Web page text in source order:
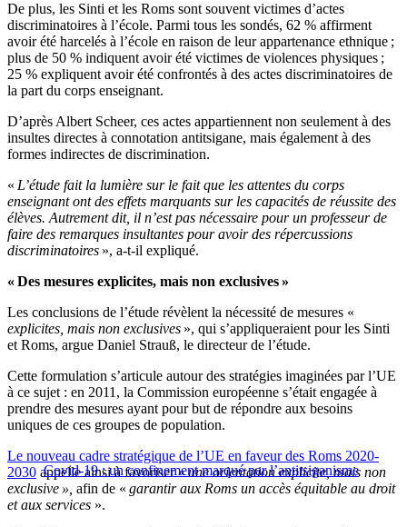
De plus, les Sinti et les Roms sont souvent victimes d’actes
discriminatoires à l’école. Parmi tous les sondés, 62 % affirment
avoir été harcelés à l’école en raison de leur appartenance ethnique ;
plus de 50 % indiquent avoir été victimes de violences physiques ;
25 % expliquent avoir été confrontés à des actes discriminatoires de
la part du corps enseignant.
D’après Albert Scheer, ces actes appartiennent non seulement à des
insultes directes à connotation antitsigane, mais également à des
formes indirectes de discrimination.
« L’étude fait la lumière sur le fait que les attentes du corps
enseignant ont des effets marquants sur les capacités de réussite des
élèves. Autrement dit, il n’est pas nécessaire pour un professeur de
faire des remarques insultantes pour avoir des répercussions
discriminatoires », a-t-il expliqué.
« Des mesures explicites, mais non exclusives »
Les conclusions de l’étude révèlent la nécessité de mesures «
explicites, mais non exclusives », qui s’appliqueraient pour les Sinti
et Roms, argue Daniel Strauß, le directeur de l’étude.
Cette formulation s’articule autour des stratégies imaginées par l’UE
à ce sujet : en 2011, la Commission européenne s’était engagée à
prendre des mesures ayant pour but de répondre aux besoins
uniques de ces groupes de population.
Covid-19 : un confinement marqué par l’antitsiganisme
Le nouveau cadre stratégique de l’UE en faveur des Roms 2020-
2030 appelle ainsi à favoriser «une orientation explicite, mais non
exclusive », afin de « garantir aux Roms un accès équitable au droit
et aux services ».